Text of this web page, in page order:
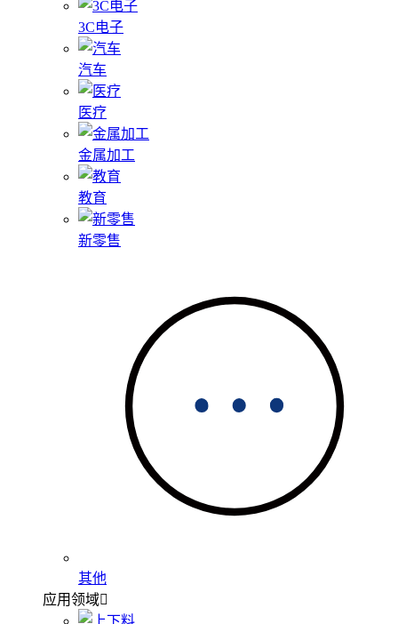
3C电子
汽车
医疗
金属加工
教育
新零售
其他
应用领域